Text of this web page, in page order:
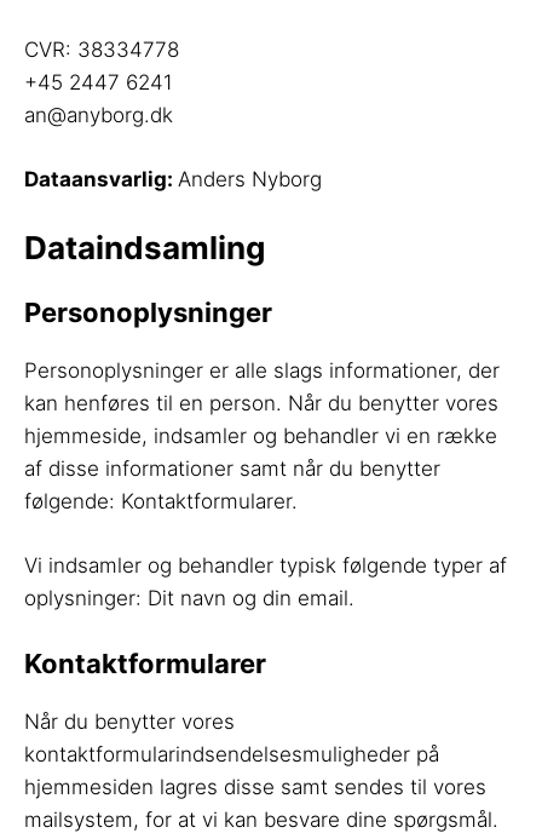
CVR: 38334778
+45 2447 6241
an@anyborg.dk
Dataansvarlig: Anders Nyborg
Dataindsamling
Personoplysninger
Personoplysninger er alle slags informationer, der
kan henføres til en person. Når du benytter vores
hjemmeside, indsamler og behandler vi en række
af disse informationer samt når du benytter
følgende: Kontaktformularer.
Vi indsamler og behandler typisk følgende typer af
oplysninger: Dit navn og din email.
Kontaktformularer
Når du benytter vores
kontaktformularindsendelsesmuligheder på
hjemmesiden lagres disse samt sendes til vores
mailsystem, for at vi kan besvare dine spørgsmål.